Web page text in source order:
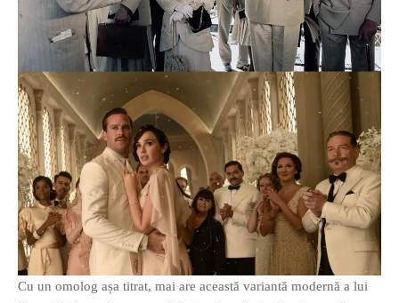
Cu un omolog așa titrat, mai are această variantă modernă a lui